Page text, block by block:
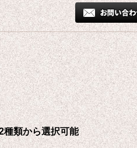
種類から選択可能